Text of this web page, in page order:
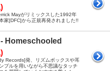
Mayがリミックスした1992年
家[DFC]から正規再発されました!!
Homeschooled
Records]発、リズムボックスや耳
プルを用いながら不思議なタッチ